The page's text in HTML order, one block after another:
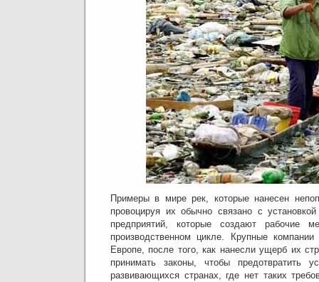
Примеры в мире рек, которые нанесен
провоцируя их обычно связано с
предприятий, которые создают рабочие
производственном цикле.
Крупные
Европе, после того, как нанесли ущерб их
принимать законы, чтобы предотвратить
развивающихся странах, где нет таких